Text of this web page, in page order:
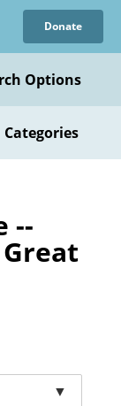
Donate
Options
--
▼